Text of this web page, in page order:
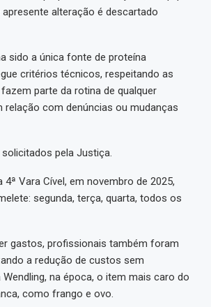
alteração é descartado
sido a única fonte de proteína
critérios técnicos, respeitando as
parte da rotina de qualquer
com denúncias ou mudanças
pela Justiça.
Vara Cível, em novembro de 2025,
segunda, terça, quarta, todos os
gastos, profissionais também foram
a redução de custos sem
na época, o item mais caro do
como frango e ovo.